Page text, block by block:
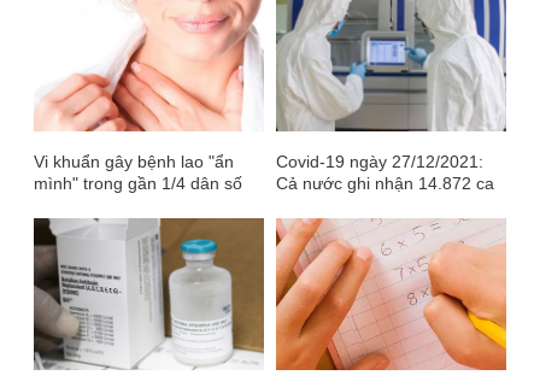
Vi khuẩn gây bệnh lao "ẩn
mình" trong gần 1/4 dân số
Covid-19 ngày 27/12/2021:
Cả nước ghi nhận 14.872 ca